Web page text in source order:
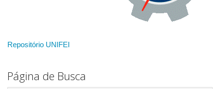
Repositório UNIFEI
Página de Busca